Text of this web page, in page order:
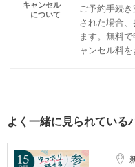
キャンセル
について
ご予約手続
された場合
ます。無料
ャンセル料を
よく一緒に見られている